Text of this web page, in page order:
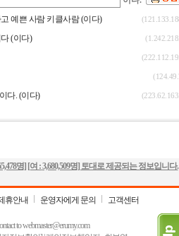
명] [여 :3,680,509명] 토대로 제공되는 정보입니다.
휴안내 운영자에게 문의 고객센터
towebmaster@erumy.com